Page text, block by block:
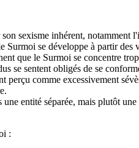
sexisme inhérent, notamment
se développe à partir
que le Surmoi se concentre
se sentent obligés de se
comme excessivement
entité séparée, mais plutôt
: